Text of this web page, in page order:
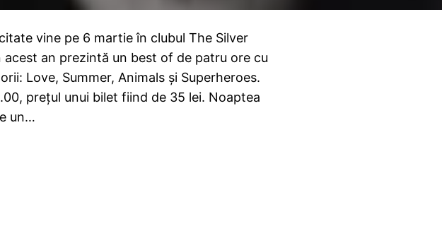
vine pe 6 martie în clubul The Silver
an prezintă un best of de patru ore cu
Love, Summer, Animals şi Superheroes.
preţul unui bilet fiind de 35 lei. Noaptea
un…